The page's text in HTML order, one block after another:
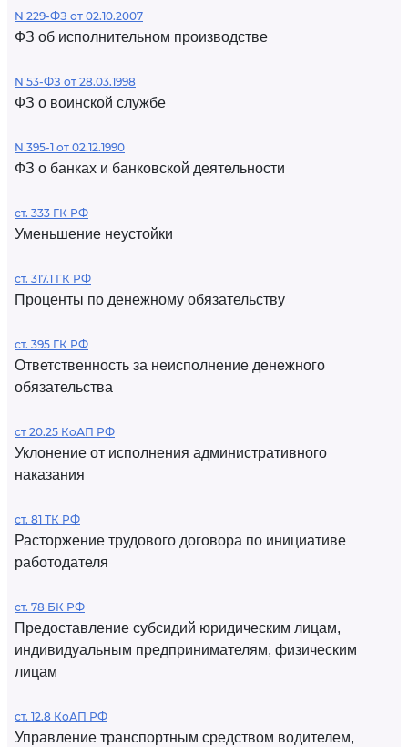
N 229-ФЗ от 02.10.2007
ФЗ об исполнительном производстве
N 53-ФЗ от 28.03.1998
ФЗ о воинской службе
N 395-1 от 02.12.1990
ФЗ о банках и банковской деятельности
ст. 333 ГК РФ
Уменьшение неустойки
ст. 317.1 ГК РФ
Проценты по денежному обязательству
ст. 395 ГК РФ
Ответственность за неисполнение денежного
обязательства
ст 20.25 КоАП РФ
Уклонение от исполнения административного
наказания
ст. 81 ТК РФ
Расторжение трудового договора по инициативе
работодателя
ст. 78 БК РФ
Предоставление субсидий юридическим лицам,
индивидуальным предпринимателям, физическим
лицам
ст. 12.8 КоАП РФ
Управление транспортным средством водителем,